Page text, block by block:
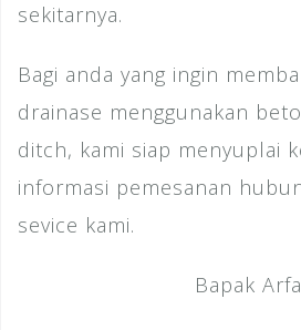
sekitarnya.
Bagi anda yang ingin
drainase menggunakan
ditch, kami siap menyuplai
informasi pemesanan
sevice kami.
Bapak Arfa